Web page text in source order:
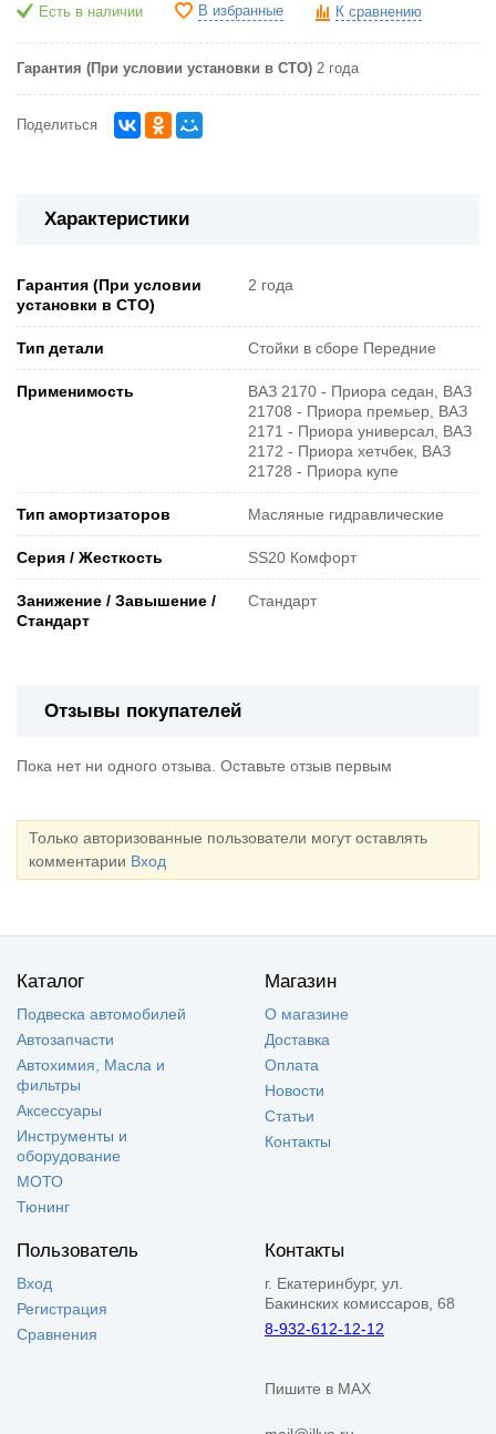
Есть в наличии В избранные К сравнению
Гарантия (При условии установки в СТО) 2 года
Поделиться
Характеристики
Гарантия (При условии
установки в СТО)
2 года
Тип детали Стойки в сборе Передние
Применимость
ВАЗ 2170 - Приора седан, ВАЗ
21708 - Приора премьер, ВАЗ
2171 - Приора универсал, ВАЗ
2172 - Приора хетчбек, ВАЗ
21728 - Приора купе
Тип амортизаторов Масляные гидравлические
Серия / Жесткость SS20 Комфорт
Занижение / Завышение /
Стандарт
Стандарт
Отзывы покупателей
Пока нет ни одного отзыва. Оставьте отзыв первым
Только авторизованные пользователи могут оставлять
комментарии Вход
Каталог
Подвеска автомобилей
Автозапчасти
Автохимия, Масла и
фильтры
Аксессуары
Инструменты и
оборудование
МОТО
Тюнинг
Магазин
О магазине
Доставка
Оплата
Новости
Статьи
Контакты
Пользователь
Вход
Регистрация
Сравнения
Контакты
г. Екатеринбург, ул.
Бакинских комиссаров, 68
8-932-612-12-12
Пишите в MAX